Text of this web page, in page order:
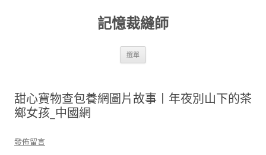
記憶裁縫師
選單
甜心寶物查包養網圖片故事丨年夜別山下的茶
鄉女孩_中國網
發佈留言